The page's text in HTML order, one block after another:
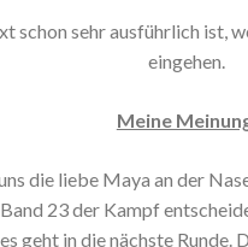
schon sehr ausführlich ist,
eingehen.
Meine
die liebe Maya an der
23 der Kampf
geht in die nächste Runde.